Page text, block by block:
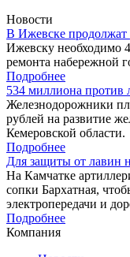
Новости
В Ижевске продолжат
Ижевску необходимо
ремонта набережной
Подробнее
534 миллиона против
Железнодорожники
рублей на развитие
Кемеровской области.
Подробнее
Для защиты от лавин
На Камчатке
сопки Бархатная,
электропередачи и
Подробнее
Компания